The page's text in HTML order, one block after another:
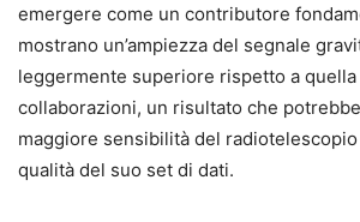
emergere come un contributore
mostrano un’ampiezza del segnale
leggermente superiore rispetto a
collaborazioni, un risultato che
maggiore sensibilità del
qualità del suo set di dati.